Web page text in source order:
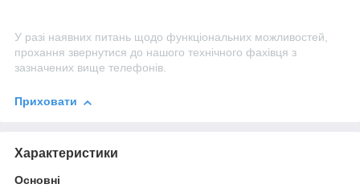
У разі наявних питань щодо функціональних можливостей,
прохання звернутися до нашого технічного фахівця з
зазначених вище телефонів.
Приховати
Характеристики
Основні